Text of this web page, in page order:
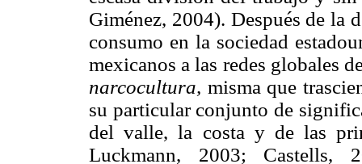
Giménez, 2004). Después de la
consumo en la sociedad
mexicanos a las redes globales
narcocultura, misma que
su particular conjunto de
del valle, la costa y de las
Luckmann, 2003; Castells,